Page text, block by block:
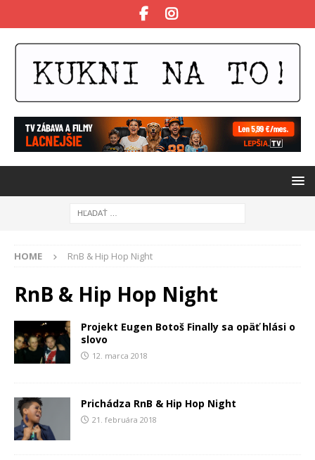
HOME RnB & Hip Hop Night
RnB & Hip Hop Night
Projekt Eugen Botoš Finally sa opäť hlási o
slovo
12. marca 2018
Prichádza RnB & Hip Hop Night
21. februára 2018